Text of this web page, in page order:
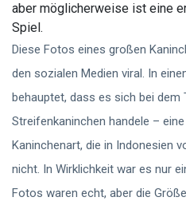
aber möglicherweise ist eine
Spiel.
Diese Fotos eines großen
den sozialen Medien viral. In
behauptet, dass es sich bei
Streifenkaninchen handele –
Kaninchenart, die in Indonesien
nicht. In Wirklichkeit war es nur
Fotos waren echt, aber die